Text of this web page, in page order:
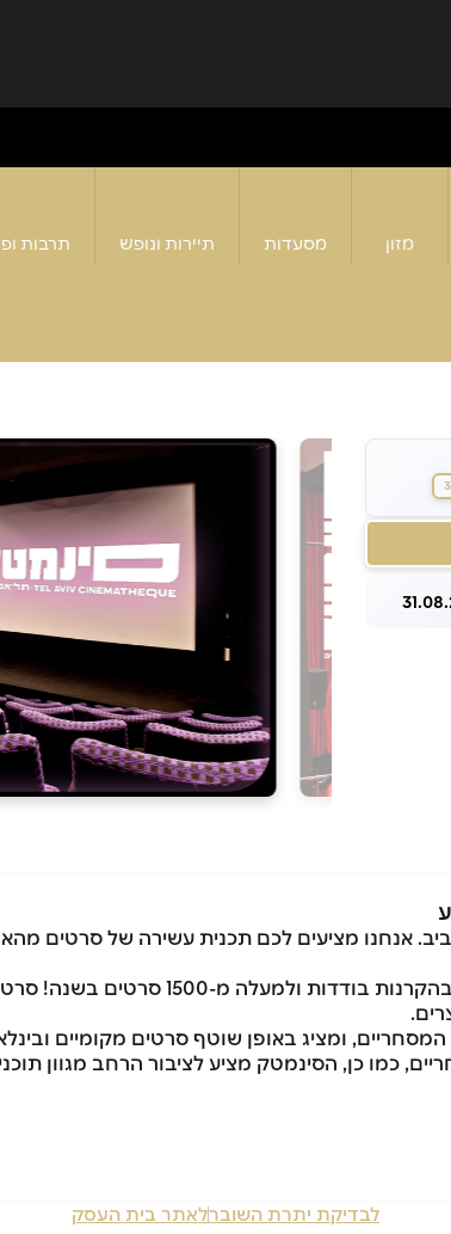
מזון מסעדות תיירות ונופש תרבות
אביב. אנחנו מציעים לכם תכנית עשירה של סרטים
בסינמטק תל אביב מוקרנים כל יום
ומציג באופן שוטף סרטים מקומיים
כמו כן, הסינמטק מציע לציבור הרחב מגוון
לבדיקת יתרת השוברלאתר בית העסק